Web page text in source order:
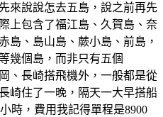
來說說怎去五島，說之前再先
上包含了福江島、久賀島、奈
島、島山島、蕨小島、前島，
幾個島，而非只有五個
、長崎搭飛機外，一般都是從
崎住了一晚，隔天一大早搭船
時，費用我記得單程是8900